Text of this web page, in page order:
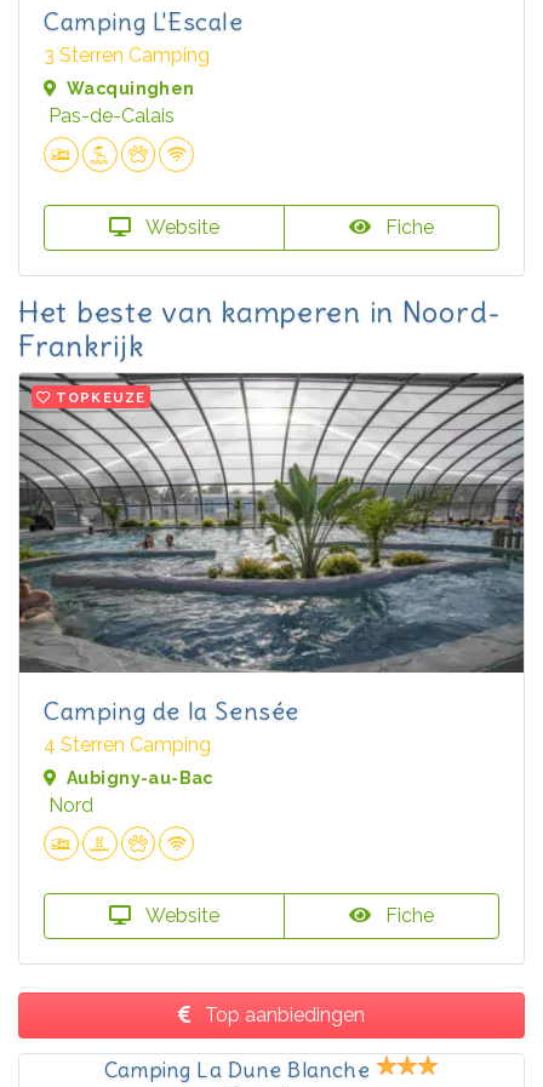
Camping L'Escale
3 Sterren Camping
Wacquinghen
Pas-de-Calais
Website Fiche
Het beste van kamperen in Noord-
Frankrijk
TOPKEUZE
Camping de la Sensée
4 Sterren Camping
Aubigny-au-Bac
Nord
Website Fiche
Top aanbiedingen
Camping La Dune Blanche